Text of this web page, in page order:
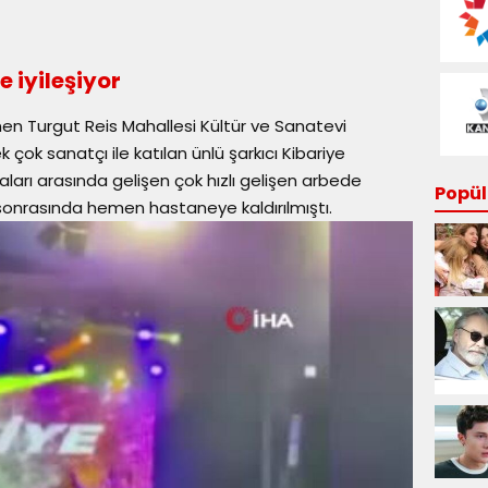
iyileşiyor
Turgut Reis Mahallesi Kültür ve Sanatevi
sanatçı ile katılan ünlü şarkıcı Kibariye
arasında gelişen çok hızlı gelişen arbede
hemen hastaneye kaldırılmıştı.